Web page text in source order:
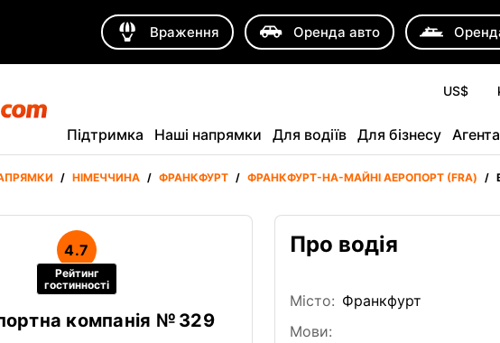
Враження Оренда авто
US$
Підтримка Наші напрямки Для водіїв Для бізнесу
/ НІМЕЧЧИНА / ФРАНКФУРТ / ФРАНКФУРТ-НА-МАЙНІ АЕРОПОРТ (FRA) /
4.7
Рейтинг
гостинності
компанія № 329
Про водія
Місто: Франкфурт
Мови: